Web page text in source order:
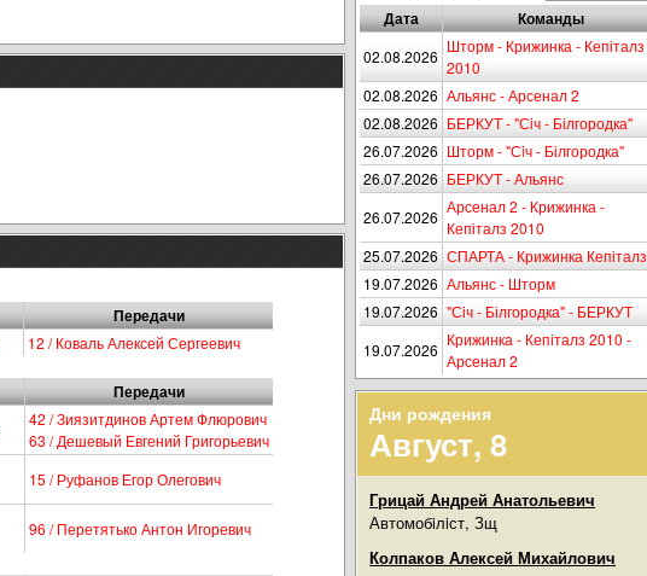
Дата Команды
02.08.2026
Шторм - Крижинка - Кепіталз
2010
02.08.2026 Альянс - Арсенал 2
02.08.2026 БЕРКУТ - "Сiч - Білгородка"
26.07.2026 Шторм - "Сiч - Білгородка"
26.07.2026 БЕРКУТ - Альянс
26.07.2026
Арсенал 2 - Крижинка -
Кепіталз 2010
25.07.2026 СПАРТА - Крижинка Кепіталз
19.07.2026 Альянс - Шторм
19.07.2026 "Сiч - Білгородка" - БЕРКУТ
19.07.2026
Крижинка - Кепіталз 2010 -
Арсенал 2
Дни рождения
Август, 8
Грицай Андрей Анатольевич
Автомобiлiст, Зщ
Колпаков Алексей Михайлович
Передачи
12 / Коваль Алексей Сергеевич
Передачи
42 / Зиязитдинов Артем Флюрович
63 / Дешевый Евгений Григорьевич
15 / Руфанов Егор Олегович
96 / Перетятько Антон Игоревич